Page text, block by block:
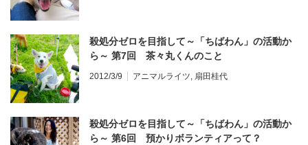
殺処分ゼロを目指して～「ちばわん」の活動か
ら～ 第7回 茶々丸くんのこと
2012/3/9 アニマルライツ, 扇田桂代
殺処分ゼロを目指して～「ちばわん」の活動か
ら～ 第6回 預かりボランティアって？